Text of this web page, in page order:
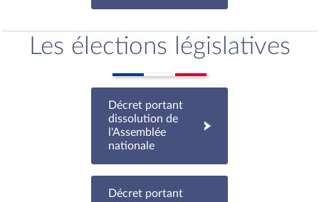
Les élections législatives
Décret portant
dissolution de
l'Assemblée
nationale
Décret portant